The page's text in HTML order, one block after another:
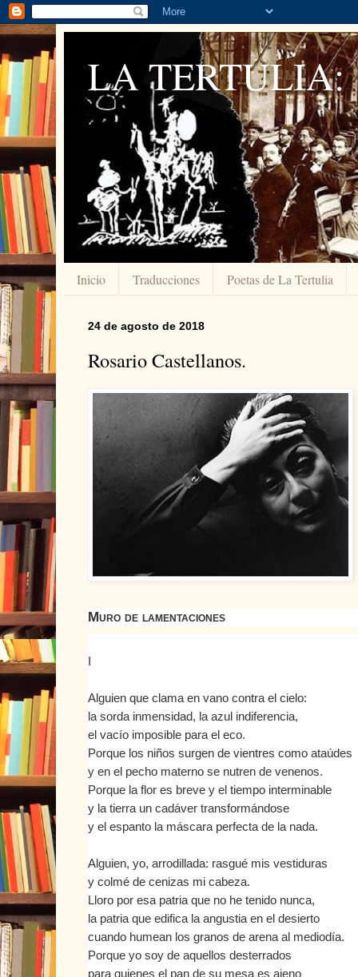
LA TERTULIA:
Inicio Traducciones Poetas de La Tertulia
24 de agosto de 2018
Rosario Castellanos.
Muro de lamentaciones
I
Alguien que clama en vano contra el cielo:
la sorda inmensidad, la azul indiferencia,
el vacío imposible para el eco.
Porque los niños surgen de vientres como ataúdes
y en el pecho materno se nutren de venenos.
Porque la flor es breve y el tiempo interminable
y la tierra un cadáver transformándose
y el espanto la máscara perfecta de la nada.
Alguien, yo, arrodillada: rasgué mis vestiduras
y colmé de cenizas mi cabeza.
Lloro por esa patria que no he tenido nunca,
la patria que edifica la angustia en el desierto
cuando humean los granos de arena al mediodía.
Porque yo soy de aquellos desterrados
para quienes el pan de su mesa es ajeno